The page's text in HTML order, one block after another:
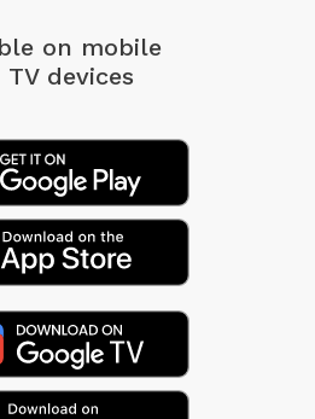
on mobile
TV devices